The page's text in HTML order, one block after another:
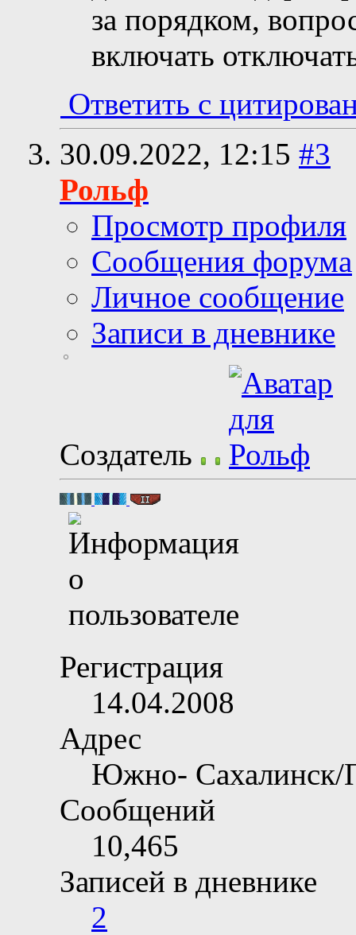
за порядком,
включать
Ответить с
30.09.2022, 12:15 #3
Рольф
Просмотр профиля
Сообщения форума
Личное сообщение
Записи в дневнике
Создатель
Регистрация
14.04.2008
Адрес
Южно- Сахалинск/
Сообщений
10,465
Записей в дневнике
2